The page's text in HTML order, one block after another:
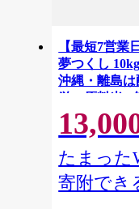
【最短7営業
夢つくし
沖縄・離島
単一原料米 7
米 5kg × 2 ゆ
たまった
寄附でき